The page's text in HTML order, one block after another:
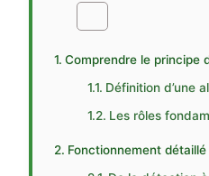
Comprendre le principe
Définition d’une
Les rôles
Fonctionnement